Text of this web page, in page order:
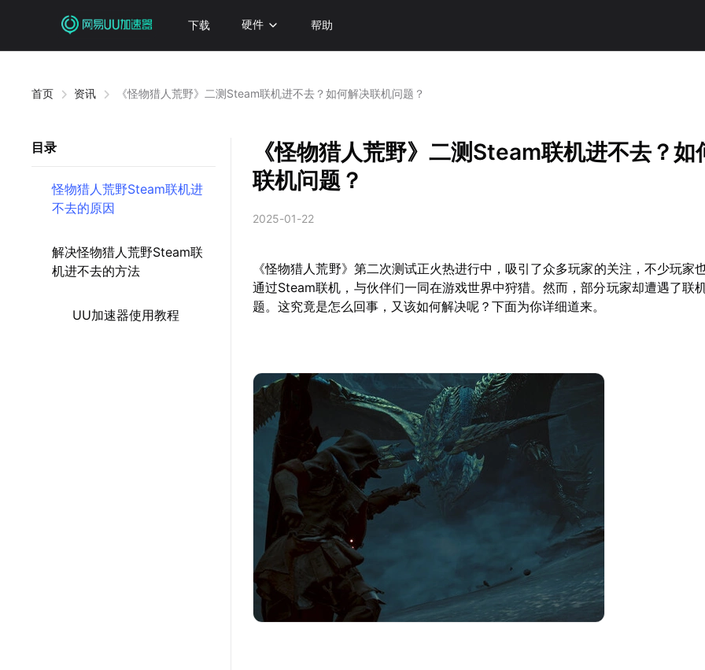
下载 硬件 帮助
首页 资讯 《怪物猎人荒野》二测Steam联机进不去？如何解决联机问题？
目录
怪物猎人荒野Steam联机进
不去的原因
解决怪物猎人荒野Steam联
机进不去的方法
UU加速器使用教程
《怪物猎人荒野》二测Steam联机进不去？如
联机问题？
2025-01-22
《怪物猎人荒野》第二次测试正火热进行中，吸引了众多玩家的关注，不少玩家
通过Steam联机，与伙伴们一同在游戏世界中狩猎。然而，部分玩家却遭遇了联
题。这究竟是怎么回事，又该如何解决呢？下面为你详细道来。